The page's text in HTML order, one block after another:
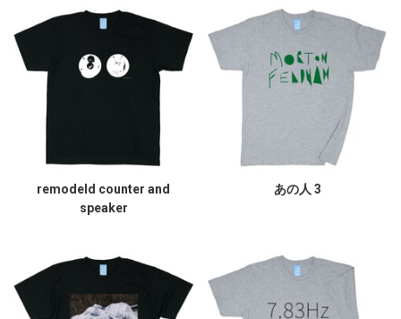
remodeld counter and
speaker
あの人 3